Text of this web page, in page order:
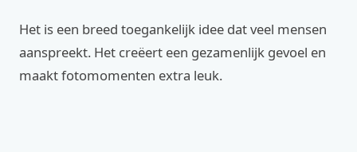
Het is een breed toegankelijk idee dat veel mensen
aanspreekt. Het creëert een gezamenlijk gevoel en
maakt fotomomenten extra leuk.